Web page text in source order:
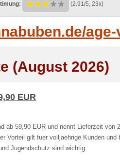
(2.91/5, 23x)
(August 2026)
EUR
ab 59,90 EUR und nennt Lieferzeit von
Vorteil gilt fuer volljaehrige Kunden und
Jugendschutz sind wichtig.